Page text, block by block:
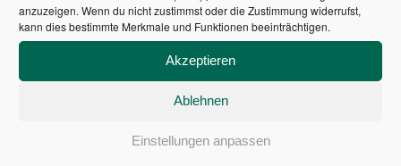
anzuzeigen. Wenn du nicht zustimmst oder die Zustimmung widerrufst,
kann dies bestimmte Merkmale und Funktionen beeinträchtigen.
Akzeptieren
Ablehnen
Einstellungen anpassen
2,806,464,981,357
STAATSVERSCHULDUNG